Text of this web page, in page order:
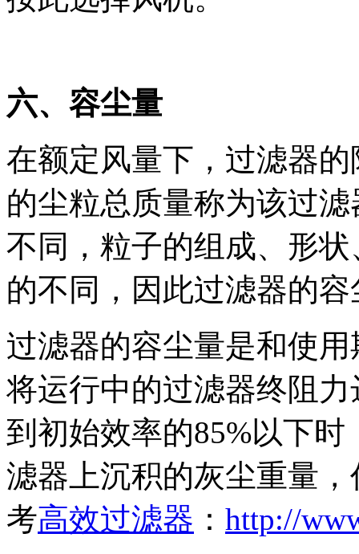
六、容尘量
在额定风量下，过滤器
的尘粒总质量称为该过
不同，粒子的组成、形
的不同，因此过滤器的
过滤器的容尘量是和使
将运行中的过滤器终阻
到初始效率的85%以下
滤器上沉积的灰尘重量
考高效过滤器 ： http://